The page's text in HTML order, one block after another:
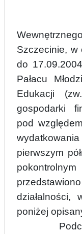
Szczecinie, w
do
Pałacu
Edukacji
gospodarki
pod
pierwszym
działalności,
poniżej
Podczas